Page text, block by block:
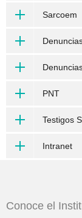
Sarcoem
PNT
Testigos
Intranet
Conoce el